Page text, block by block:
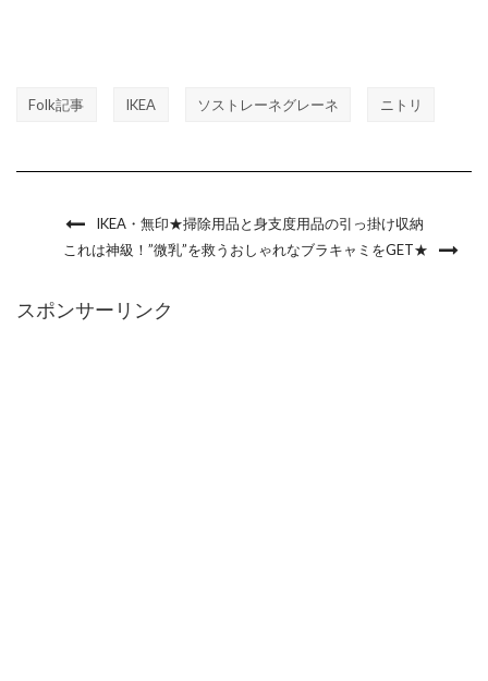
Folk記事 IKEA ソストレーネグレーネ ニトリ
IKEA・無印★掃除用品と身支度用品の引っ掛け収納
これは神級！”微乳”を救うおしゃれなブラキャミをGET★
スポンサーリンク